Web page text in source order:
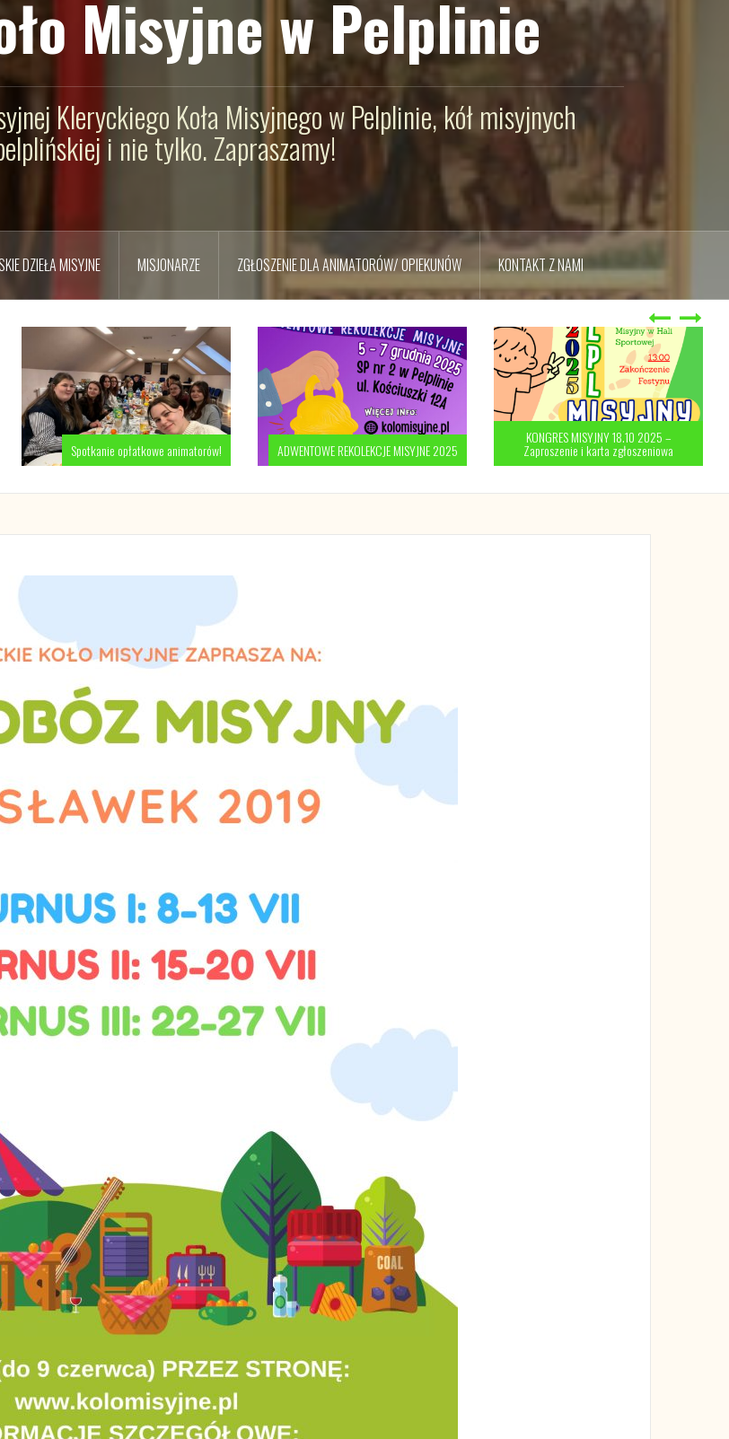
Misyjne w Pelplinie
Kleryckiego Koła Misyjnego w Pelplinie, kół misyjnych
i nie tylko. Zapraszamy!
DZIEŁA MISYJNE MISJONARZE ZGŁOSZENIE DLA ANIMATORÓW/ OPIEKUNÓW KONTAKT Z NAMI
Spotkanie opłatkowe animatorów! ADWENTOWE REKOLEKCJE MISYJNE 2025
KONGRES MISYJNY 18.10 2025 –
Zaproszenie i karta zgłoszeniowa